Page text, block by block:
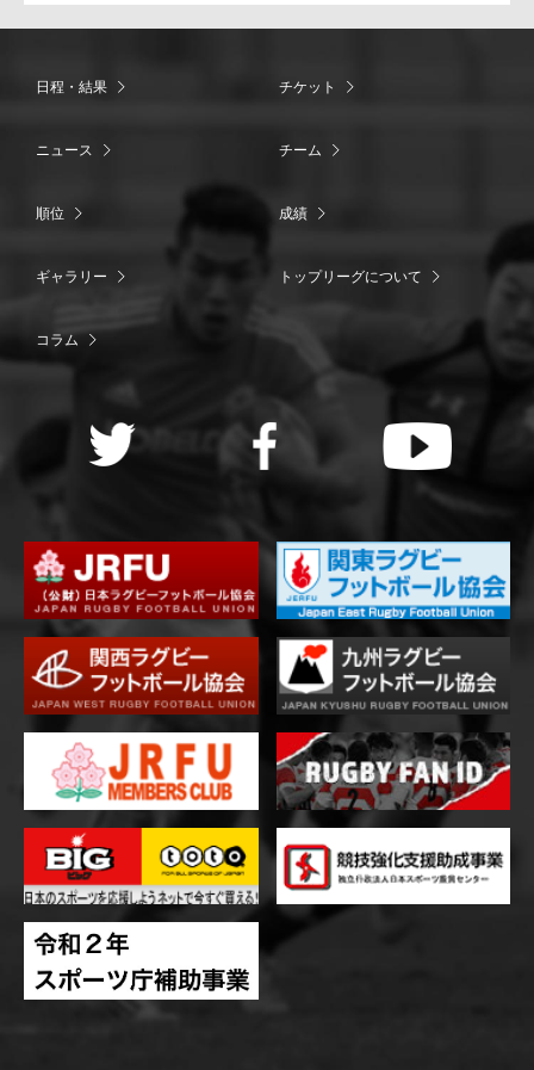
日程・結果 チケット
ニュース チーム
順位 成績
ギャラリー トップリーグについて
コラム